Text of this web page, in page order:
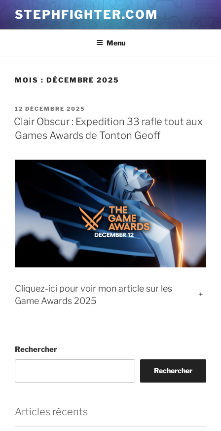
contenu
STEPHFIGHTER.COM
Menu
MOIS : DÉCEMBRE 2025
PUBLIÉ
LE
12 DÉCEMBRE 2025
Clair Obscur : Expedition 33 rafle tout aux
Games Awards de Tonton Geoff
Cliquez-ici pour voir mon article sur les
Game Awards 2025
+
Rechercher
Rechercher
Articles récents